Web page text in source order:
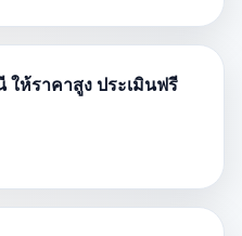
ห้ราคาสูง ประเมินฟรี